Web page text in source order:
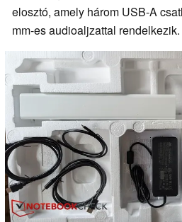
elosztó, amely három USB-A
mm-es audioaljzattal rendelkezik.